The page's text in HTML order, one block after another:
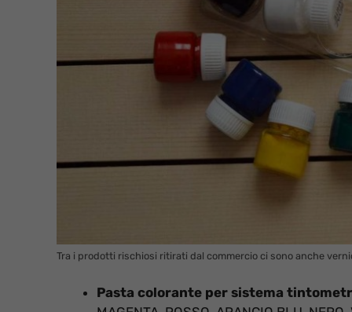
Tra i prodotti rischiosi ritirati dal commercio ci sono anche
Pasta colorante per sistema